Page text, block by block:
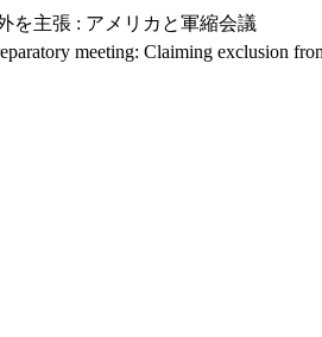
を主張 : アメリカと軍縮会議
meeting: Claiming exclusion